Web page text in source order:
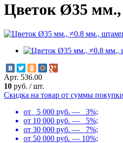
Цветок Ø35
Арт. 536.00
10 руб. /шт.
Скидка на товар от суммы покупки
от 5 000 руб. — 3%;
от 10 000 руб. — 5%;
от 30 000 руб. — 7%;
от 50 000 руб. — 10%;